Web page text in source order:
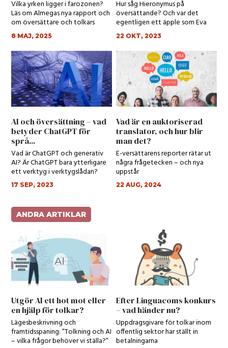
Vilka yrken ligger i farozonen?
Läs om Almegas nya rapport och
om översättare och tolkars
spådda yrk...
8 MAJ, 2025
Hur såg Hieronymus på
översättande? Och var det
egentligen ett äpple som Eva
åt?
22 OKT, 2023
AI och översättning – vad
betyder ChatGPT för
språ...
Vad är ChatGPT och generativ
AI? Är ChatGPT bara ytterligare
ett verktyg i verktygslådan?
17 SEP, 2023
Vad är en auktoriserad
translator, och hur blir
man det?
E-versättarens reporter rätar ut
några frågetecken – och nya
uppstår
22 AUG, 2024
ANDRA ARTIKLAR
Utgör AI ett hot mot eller
en hjälp för tolkar?
Lägesbeskrivning och
framtidsspaning: ”Tolkning och AI
– vilka frågor behöver vi ställa?”
Efter Linguacoms konkurs
– vad händer nu?
Uppdragsgivare för tolkar inom
offentlig sektor har ställt in
betalningarna